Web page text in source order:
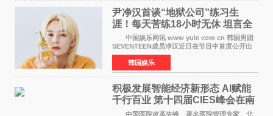
尹净汉首谈“地狱公司”练习生
涯！每天苦练18小时无休 坦言全
靠成员撑过来
中国娱乐网讯 www yule com cn 韩国男团
SEVENTEEN成员净汉近日在节目中首度公开出
道前的残酷练习生经历，并提及经纪公司Pledis
娱乐，引发广泛关注。 在8月2日播出的日本
TBS综艺节目《周
韩国娱乐
积极发展智能经济新形态 Al赋能
千行百业 第十四届CIES峰会在南
京盛大召开
中国医院改革先锋、著名医院管理专家、北